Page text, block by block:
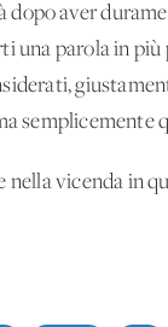
aver
una parola in
semplicemente
nella vicenda in